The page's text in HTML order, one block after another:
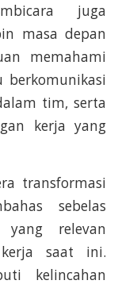
juga
masa depan
memahami
berkomunikasi
tim, serta
kerja yang
transformasi
sebelas
yang relevan
saat ini.
kelincahan